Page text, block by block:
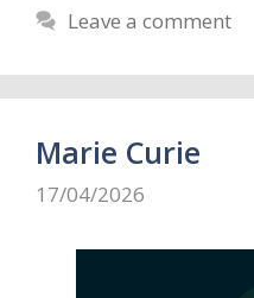
Leave a comment
Marie Curie
17/04/2026